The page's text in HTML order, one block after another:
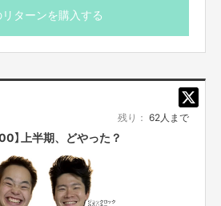
無料で交換させていただきます。到着日から
ご連絡ください。それ以上経過しますと返品
ます。※サポーターのご都合によるキャンセ
、着払いにて対応いたします。
合の返金は致しかねます。
リターンを購入する
残り： 62人まで
】上半期、どやった？